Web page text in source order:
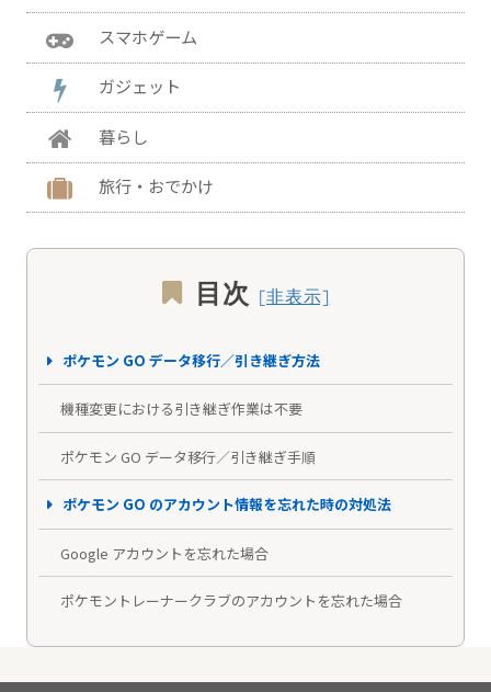
スマホゲーム
ガジェット
暮らし
旅行・おでかけ
目次
ポケモン GO データ移行／引き継ぎ方法
機種変更における引き継ぎ作業は不要
ポケモン GO データ移行／引き継ぎ手順
ポケモン GO のアカウント情報を忘れた時の対処法
Google アカウントを忘れた場合
ポケモントレーナークラブのアカウントを忘れた場合